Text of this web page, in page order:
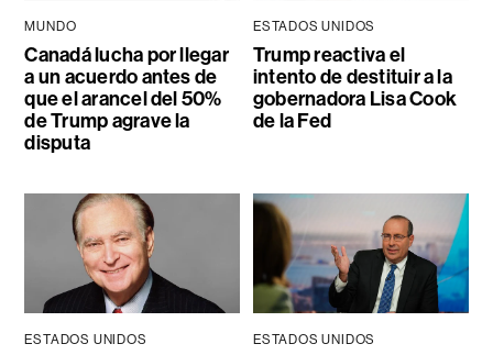
MUNDO
Canadá lucha por llegar
a un acuerdo antes de
que el arancel del 50%
de Trump agrave la
disputa
ESTADOS UNIDOS
Trump reactiva el
intento de destituir a la
gobernadora Lisa Cook
de la Fed
ESTADOS UNIDOS ESTADOS UNIDOS